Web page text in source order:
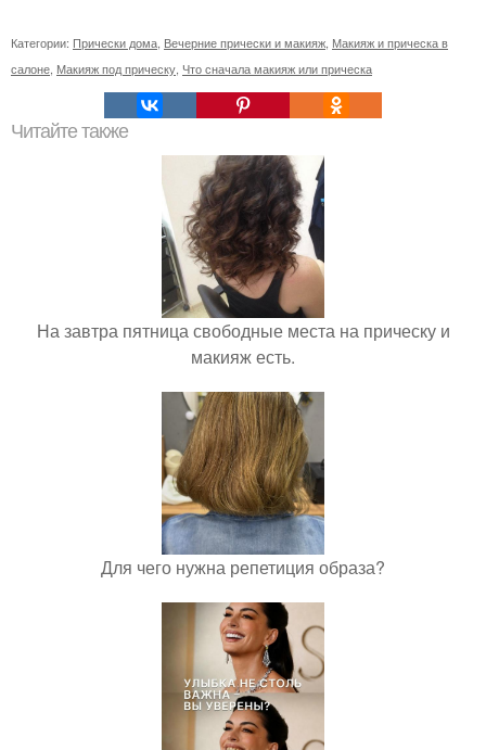
Категории: Прически дома Вечерние прически и макияж Макияж и прическа в
салоне Макияж под прическу Что сначала макияж или прическа
Читайте также
На завтра пятница свободные места на прическу и
макияж есть.
Для чего нужна репетиция образа?